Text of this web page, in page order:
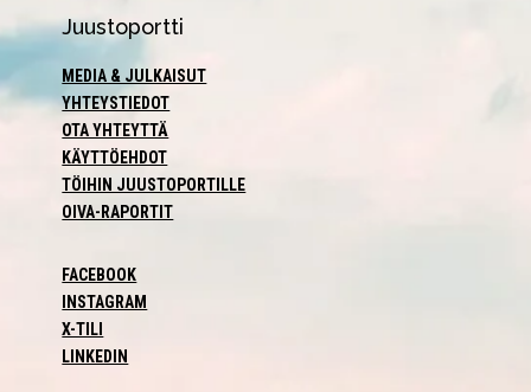
Juustoportti
MEDIA & JULKAISUT
YHTEYSTIEDOT
OTA YHTEYTTÄ
KÄYTTÖEHDOT
TÖIHIN JUUSTOPORTILLE
OIVA-RAPORTIT
FACEBOOK
INSTAGRAM
X-TILI
LINKEDIN